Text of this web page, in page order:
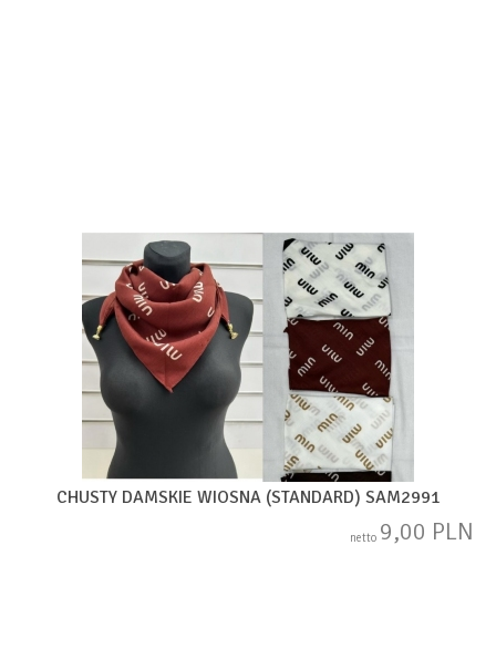
CHUSTY DAMSKIE WIOSNA (STANDARD) SAM2991
netto 9,00 PLN